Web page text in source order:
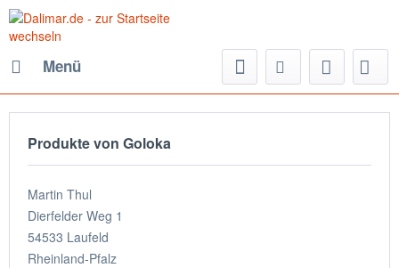
Menü
Produkte von Goloka
Martin Thul
Dierfelder Weg 1
54533 Laufeld
Rheinland-Pfalz